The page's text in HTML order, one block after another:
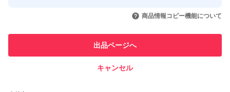
引を完了させた実績があります
での取引実績があります
商品情報コピー機能について
出品ページへ
キャンセル